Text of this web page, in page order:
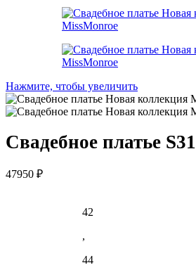
Нажмите, чтобы увеличить
Свадебное платье S31
47950 ₽
42
,
44